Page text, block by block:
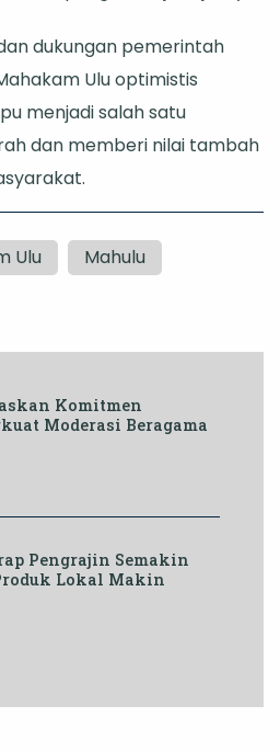
dukungan pemerintah
Ulu optimistis
menjadi salah satu
dan memberi nilai tambah
Ulu Mahulu
Komitmen
Moderasi Beragama
Pengrajin Semakin
Lokal Makin